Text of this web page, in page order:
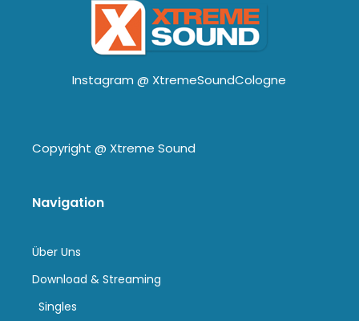
Instagram @ XtremeSoundCologne
Copyright @ Xtreme Sound
Navigation
Über Uns
Download & Streaming
Singles